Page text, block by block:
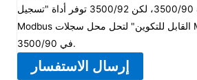
ومعظم وظائف 3500/90، لكن 3500/92 توفر أداة "تسجيل
Modbus القابل للتكوين" لتحل محل سجلات Modbus الرئيسية للقيم
في 3500/90.
إرسال الاستفسار